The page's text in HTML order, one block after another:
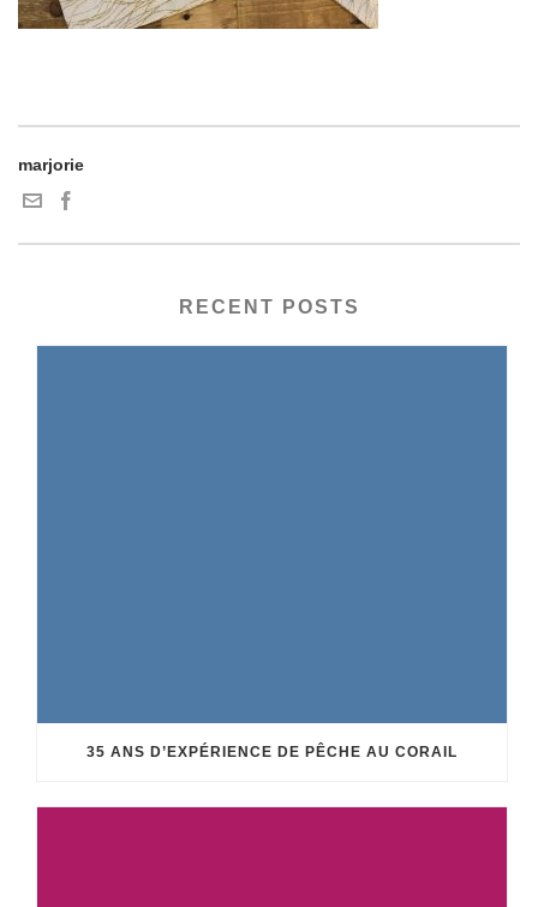
marjorie
RECENT POSTS
35 ANS D’EXPÉRIENCE DE PÊCHE AU CORAIL